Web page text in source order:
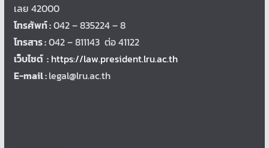
เลย 42000
โทรศัพท์ :042 – 835224 – 8
โทรสาร :042 – 811143 ต่อ 41122
เว็บไซต์ : https://law.president.lru.ac.th
E-mail :legal@lru.ac.th